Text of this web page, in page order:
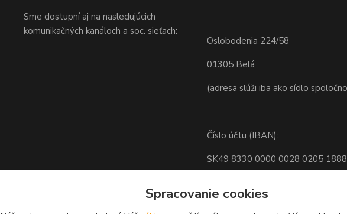
Sme dostupní aj na nasledujúcich
komunikačných kanáloch a soc. sieťach:
Oslobodenia 224/58
01305 Belá
(adresa slúži iba ako sídlo
Číslo účtu (IBAN):
SK49 8330 0000 0028 0205 1888
Spracovanie cookies